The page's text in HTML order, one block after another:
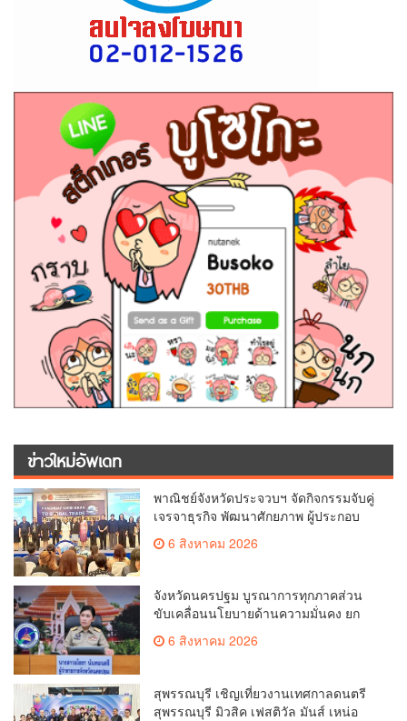
ข่าวใหม่อัพเดท
พาณิชย์จังหวัดประจวบฯ จัดกิจกรรมจับคู่
เจรจาธุรกิจ พัฒนาศักยภาพ ผู้ประกอบ
ระหว่างประเทศ
6 สิงหาคม 2026
จังหวัดนครปฐม บูรณาการทุกภาคส่วน
ขับเคลื่อนนโยบายด้านความมั่นคง ยก
ระดับการป้องกันอาชญากรรมทาง
เทคโนโลยี
6 สิงหาคม 2026
สุพรรณบุรี เชิญเที่ยวงานเทศกาลดนตรี
สุพรรณบุรี มิวสิค เฟสติวัล มันส์ เหน่อ